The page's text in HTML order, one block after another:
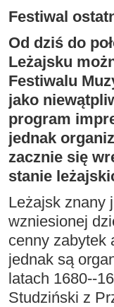
Festiwal
Od dziś do
Leżajsku
Festiwalu
jako
program
jednak
zacznie się
stanie
Leżajsk znany
wzniesionej
cenny zabytek
jednak są
latach 1680--
Studziński z